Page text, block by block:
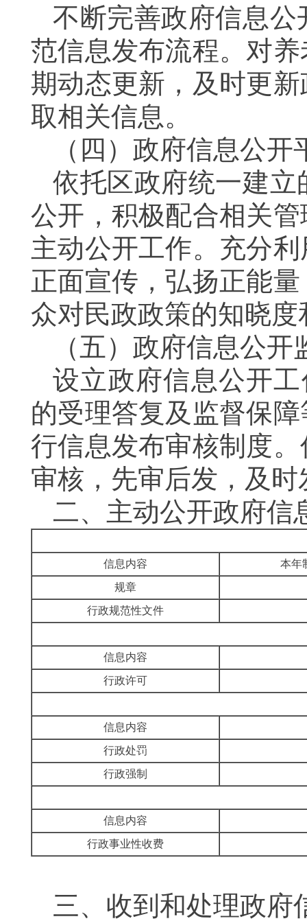
不断完善政府信息
范信息发布流程。对
期动态更新，及时更
取相关信息。
（四） 政府信息公开
依托区政府统一建
公开，积极配合相关
主动公开工作。充分
正面宣传，弘扬正能
众对民政政策的知晓
（五） 政府信息公开
设立政府信息公开
的受理答复及监督保
行信息发布审核制度
审核，先审后发 ，及
二、 主动公开政府信
信息内容
本年
规章
行政规范性文件
信息内容
行政许可
信息内容
行政处罚
行政强制
信息内容
行政事业性收费
三、收到和处理政府